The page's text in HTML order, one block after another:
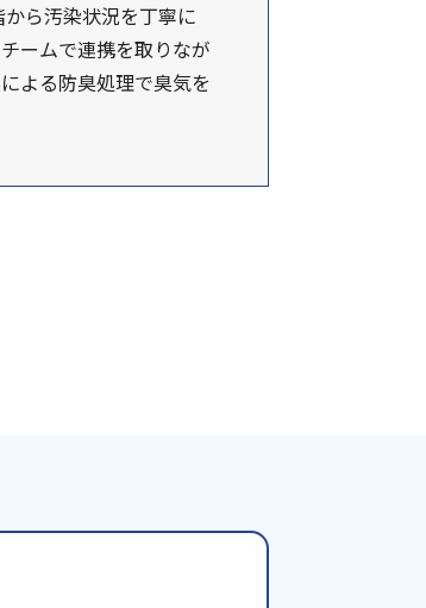
ら汚染状況を丁寧に
ームで連携を取りなが
よる防臭処理で臭気を